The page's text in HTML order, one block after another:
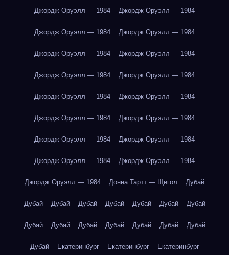
Джордж Оруэлл — 1984 Джордж Оруэлл — 1984
Джордж Оруэлл — 1984 Джордж Оруэлл — 1984
Джордж Оруэлл — 1984 Джордж Оруэлл — 1984
Джордж Оруэлл — 1984 Джордж Оруэлл — 1984
Джордж Оруэлл — 1984 Джордж Оруэлл — 1984
Джордж Оруэлл — 1984 Джордж Оруэлл — 1984
Джордж Оруэлл — 1984 Джордж Оруэлл — 1984
Джордж Оруэлл — 1984 Джордж Оруэлл — 1984
Джордж Оруэлл — 1984 Донна Тартт — Щегол Дубай
Дубай Дубай Дубай Дубай Дубай Дубай Дубай
Дубай Дубай Дубай Дубай Дубай Дубай Дубай
Дубай Екатеринбург Екатеринбург Екатеринбург